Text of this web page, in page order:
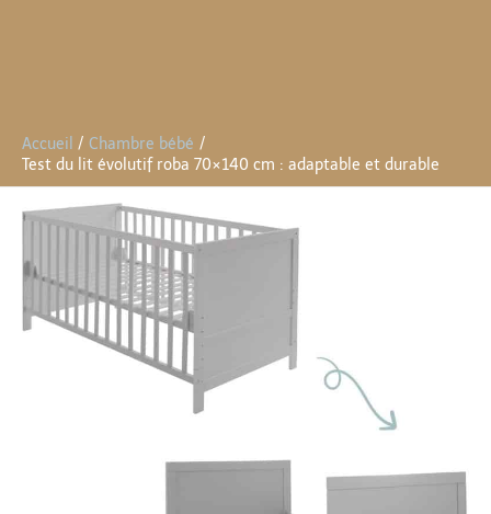
Accueil
Chambre bébé
Test du lit évolutif roba 70×140 cm : adaptable et durable